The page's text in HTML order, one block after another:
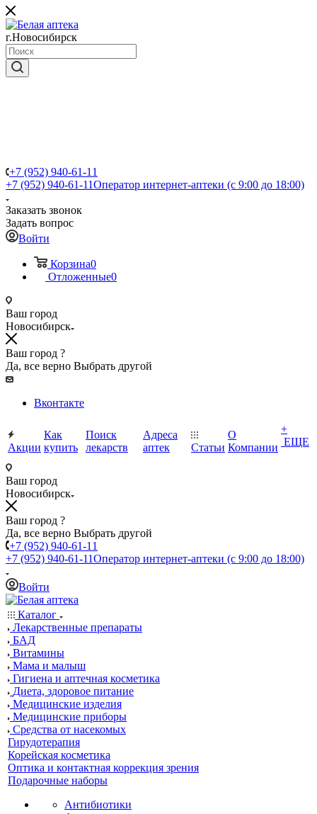
г.Новосибирск
+7 (952) 940-61-11
+7 (952) 940-61-11Оператор интернет-аптеки (с 9:00 до 18:00)
Заказать звонок
Задать вопрос
Войти
Корзина0
Отложенные0
Ваш город
Новосибирск
Ваш город ?
Да, все верно Выбрать другой
Вконтакте
Акции
Как
купить
Поиск
лекарств
Адреса
аптек
Статьи
О
Компании
+
ЕЩЕ
Ваш город
Новосибирск
Ваш город ?
Да, все верно Выбрать другой
+7 (952) 940-61-11
+7 (952) 940-61-11Оператор интернет-аптеки (с 9:00 до 18:00)
Войти
Каталог
Лекарственные препараты
БАД
Витамины
Мама и малыш
Гигиена и аптечная косметика
Диета, здоровое питание
Медицинские изделия
Медицинские приборы
Средства от насекомых
Гирудотерапия
Корейская косметика
Оптика и контактная коррекция зрения
Подарочные наборы
Антибиотики